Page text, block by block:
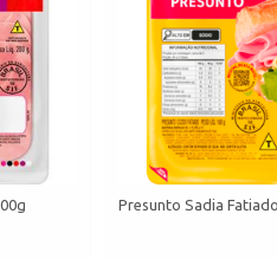
Presunto Sadia